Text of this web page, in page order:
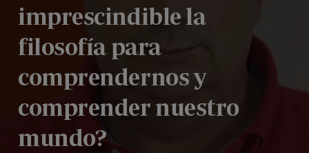
imprescindible la
filosofía para
comprendernos y
comprender nuestro
mundo?